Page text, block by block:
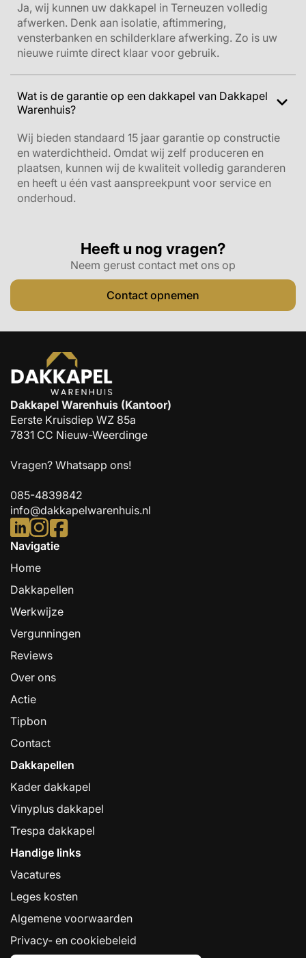
Ja, wij kunnen uw dakkapel in Terneuzen volledig
afwerken. Denk aan isolatie, aftimmering,
vensterbanken en schilderklare afwerking. Zo is uw
nieuwe ruimte direct klaar voor gebruik.
Wat is de garantie op een dakkapel van Dakkapel
Warenhuis?
Wij bieden standaard 15 jaar garantie op constructie
en waterdichtheid. Omdat wij zelf produceren en
plaatsen, kunnen wij de kwaliteit volledig garanderen
en heeft u één vast aanspreekpunt voor service en
onderhoud.
Heeft u nog vragen?
Neem gerust contact met ons op
Contact opnemen
Dakkapel Warenhuis (Kantoor)
Eerste Kruisdiep WZ 85a
7831 CC Nieuw-Weerdinge
Vragen? Whatsapp ons!
085-4839842
info@dakkapelwarenhuis.nl
Navigatie
Home
Dakkapellen
Werkwijze
Vergunningen
Reviews
Over ons
Actie
Tipbon
Contact
Dakkapellen
Kader dakkapel
Vinyplus dakkapel
Trespa dakkapel
Handige links
Vacatures
Leges kosten
Algemene voorwaarden
Privacy- en cookiebeleid